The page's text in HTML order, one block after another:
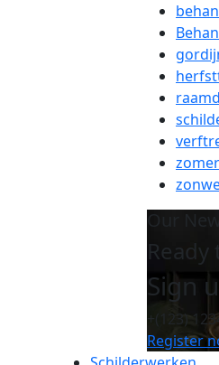
Our
Ready
Sign
+(123)
Register